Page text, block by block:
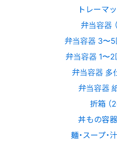
トレーマッ
弁当容器
弁当容器 3〜5
弁当容器 1〜2
弁当容器 多
弁当容器 紙
折箱 （
丼もの容器
麺・スープ・